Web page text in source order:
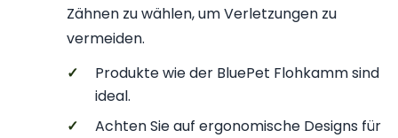
Zähnen zu wählen, um Verletzungen zu
vermeiden.
✓
Produkte wie der BluePet Flohkamm sind
ideal.
✓
Achten Sie auf ergonomische Designs für